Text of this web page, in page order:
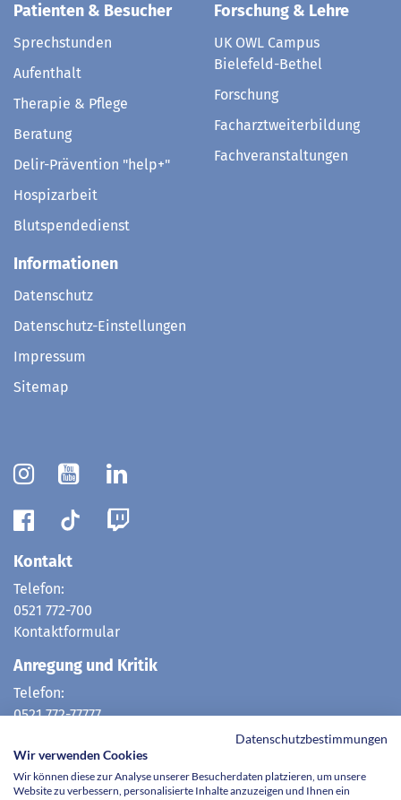
Patienten & Besucher
Sprechstunden
Aufenthalt
Therapie & Pflege
Beratung
Delir-Prävention "help+"
Hospizarbeit
Blutspendedienst
Forschung & Lehre
UK OWL Campus
Bielefeld-Bethel
Forschung
Facharztweiterbildung
Fachveranstaltungen
Informationen
Datenschutz
Datenschutz-Einstellungen
Impressum
Sitemap
Kontakt
Telefon:
0521 772-700
Kontaktformular
Anregung und Kritik
Telefon:
0521 772-77777
hotline@evkb.de
Datenschutzbestimmungen
Wir verwenden Cookies
Wir können diese zur Analyse unserer Besucherdaten platzieren, um unsere
Website zu verbessern, personalisierte Inhalte anzuzeigen und Ihnen ein